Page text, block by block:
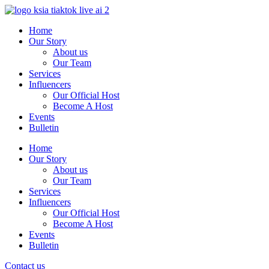
Skip
contentHome
Our Story
About us
Our Team
Services
Influencers
Our Official Host
Become A Host
Events
Bulletin
Home
Our Story
About us
Our Team
Services
Influencers
Our Official Host
Become A Host
Events
Bulletin
Contact us